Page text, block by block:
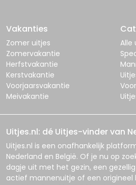
Vakanties
Zomer uitjes
Zomervakantie
Herfstvakantie
Kerstvakantie
Voorjaarsvakantie
Meivakantie
Alle
Uitjes.nl: dé Uitjes-vinder van
Uitjes.nl is een onafhankelijk
Nederland en België. Of je nu op
dagje uit met het gezin, een
actief mannenuitje of een origineel